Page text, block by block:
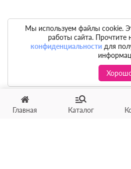
Главная Каталог
Мы используем файлы cookie.
работы сайта. Прочтите
конфиденциальностидля